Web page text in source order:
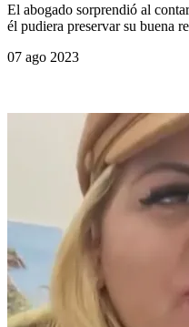
El abogado sorprendió al
él pudiera preservar su buena
07 ago 2023